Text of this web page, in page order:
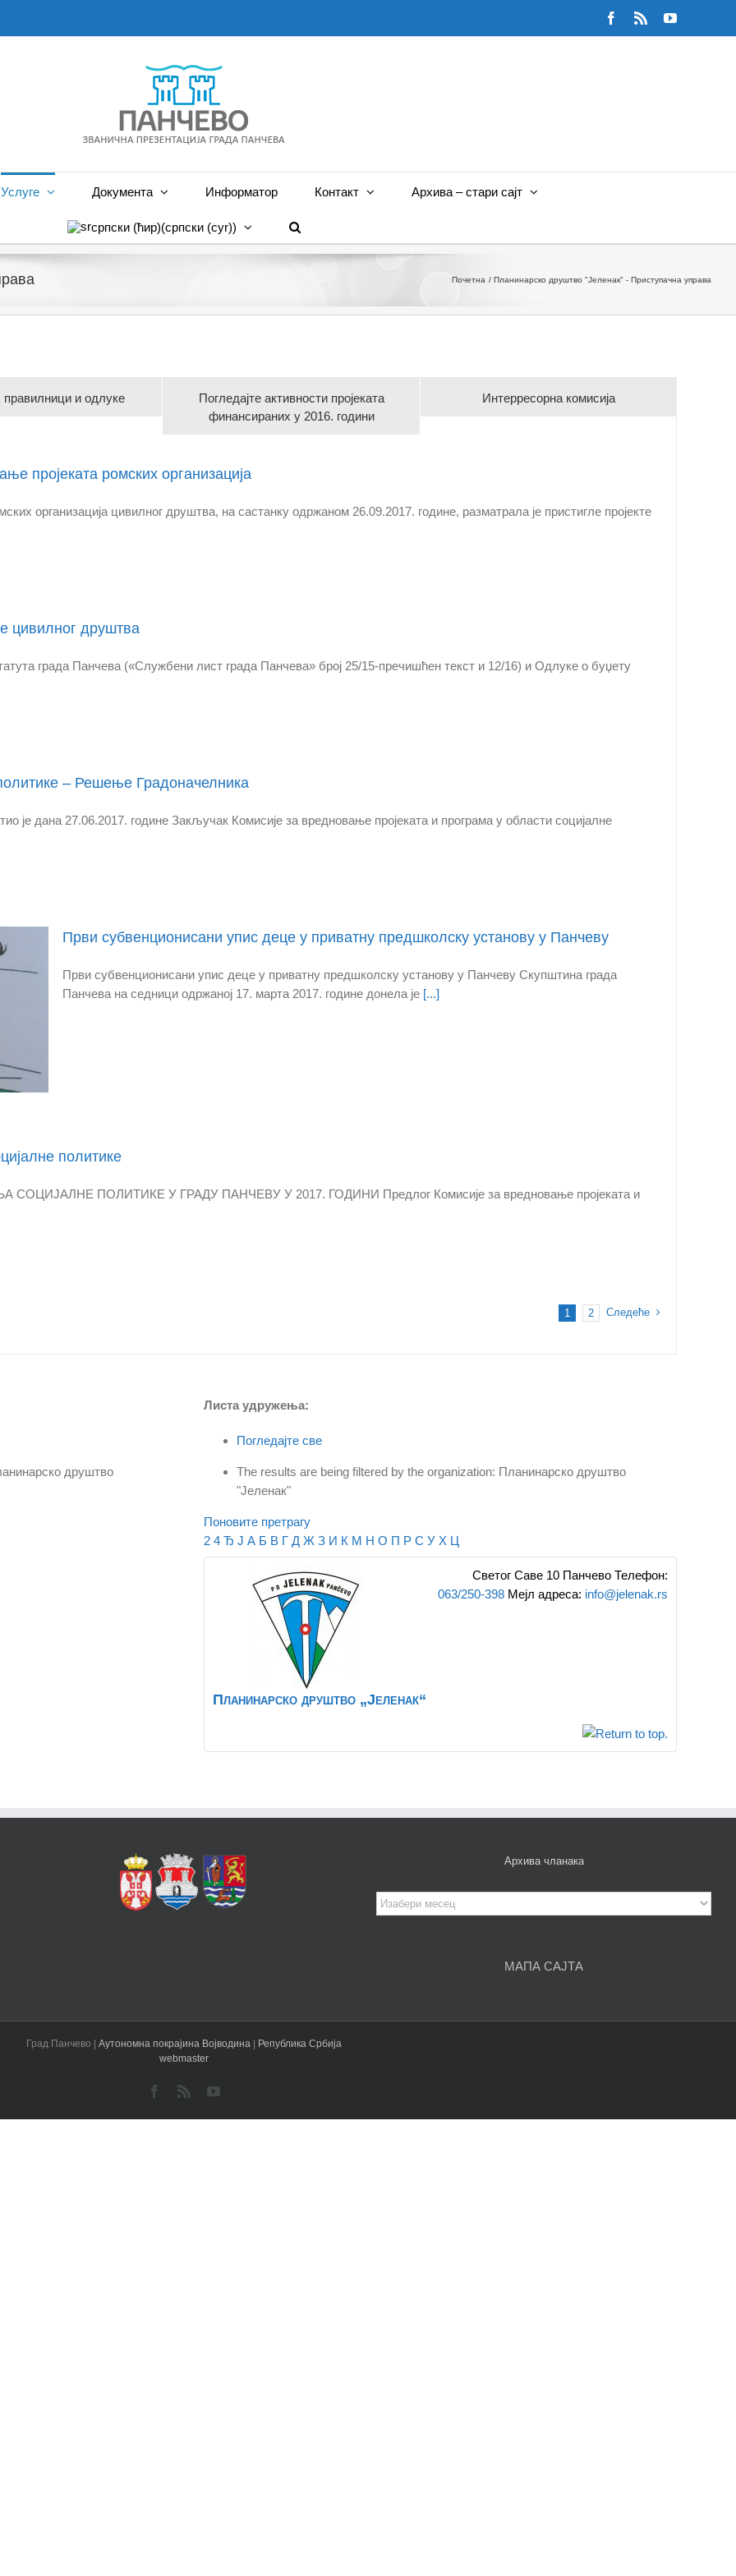
Facebook
Rss YouTube
Услуге Документа Информатор Контакт Архива – стари сајт
српски (ћир)(српски (cyr))
Почетна Планинарско друштво "Јеленак" - Приступачна управа
правилници и одлуке
Погледајте активности пројеката
финансираних у 2016. години
Интерресорна комисија
пројеката ромских организација
организација цивилног друштва, на састанку одржаном 26.09.2017. године, разматрала је пристигле пројекте
цивилног друштва
града Панчева («Службени лист града Панчева» број 25/15-пречишћен текст и 12/16) и Одлукe о буџету
– Решење Градоначелника
је дана 27.06.2017. године Закључак Комисије за вредновање пројеката и програма у области социјалне
Први субвенционисани упис деце у приватну предшколску установу у Панчеву
Први субвенционисани упис деце у приватну предшколску установу у Панчеву Скупштина града
Панчева на седници одржаној 17. марта 2017. године донела је [...]
политике
ПОЛИТИКЕ У ГРАДУ ПАНЧЕВУ У 2017. ГОДИНИ Предлог Комисије за вредновање пројеката и
1 2 Следеће
друштво
Листа удружења:
Погледајте све
The results are being filtered by the organization: Планинарско друштво
"Јеленак"
Поновите претрагу
2 4 Ђ Ј А Б В Г Д Ж З И К М Н О П Р С У Х Ц
Планинарско друштво „Јеленак“
Светог Саве 10 Панчево Телефон:
063/250-398 Мејл адреса: info@jelenak.rs
Архива чланака
Архива
чланака
МАПА САЈТА
Град Панчево | Аутономна покрајина Војводина
Република Србија
webmaster
Facebook
Rss YouTube